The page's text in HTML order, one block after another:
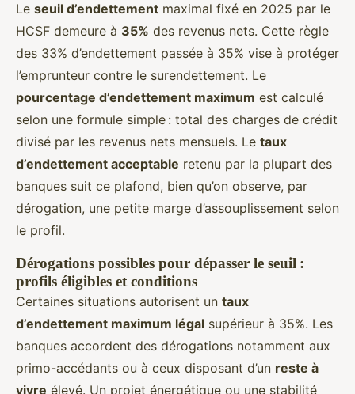
Le seuil d’endettement maximal fixé en 2025 par le
HCSF demeure à 35% des revenus nets. Cette règle
des 33% d’endettement passée à 35% vise à protéger
l’emprunteur contre le surendettement. Le
pourcentage d’endettement maximum est calculé
selon une formule simple : total des charges de crédit
divisé par les revenus nets mensuels. Le taux
d’endettement acceptable retenu par la plupart des
banques suit ce plafond, bien qu’on observe, par
dérogation, une petite marge d’assouplissement selon
le profil.
Dérogations possibles pour dépasser le seuil :
profils éligibles et conditions
Certaines situations autorisent un taux
d’endettement maximum légal supérieur à 35%. Les
banques accordent des dérogations notamment aux
primo-accédants ou à ceux disposant d’un reste à
vivre élevé. Un projet énergétique ou une stabilité